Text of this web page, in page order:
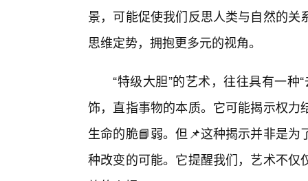
景，可能促使我们反思人类与自然的
思维定势，拥抱更多元的视角。
“特级大胆”的艺术，往往具有一
饰，直指事物的本质。它可能揭示权
生命的脆📘弱。但📌这种揭示并非是
种改变的可能。它提醒我们，艺术不